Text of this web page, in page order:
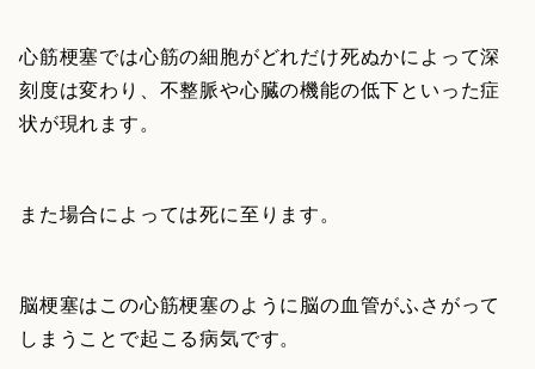
心筋梗塞では心筋の細胞がどれだけ死ぬかによって深
刻度は変わり、不整脈や心臓の機能の低下といった症
状が現れます。
また場合によっては死に至ります。
脳梗塞はこの心筋梗塞のように脳の血管がふさがって
しまうことで起こる病気です。